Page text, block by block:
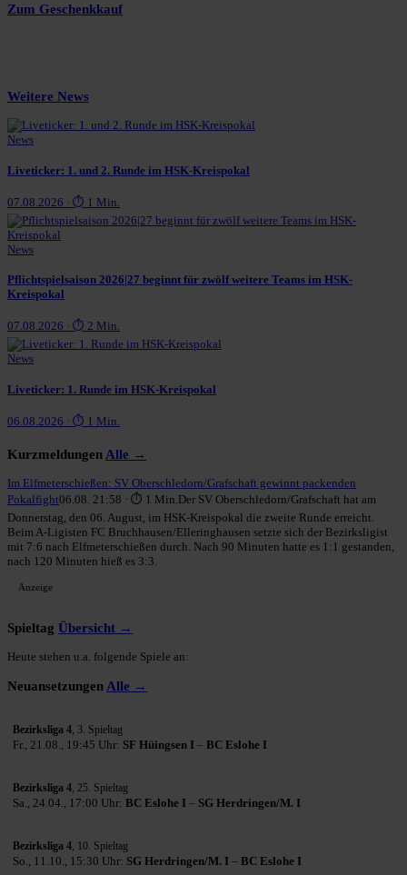
Zum Geschenkkauf
Weitere News
News
Liveticker: 1. und 2. Runde im HSK-Kreispokal
07.08.2026 · ⏱ 1 Min.
News
Pflichtspielsaison 2026|27 beginnt für zwölf weitere Teams im HSK-
Kreispokal
07.08.2026 · ⏱ 2 Min.
News
Liveticker: 1. Runde im HSK-Kreispokal
06.08.2026 · ⏱ 1 Min.
Kurzmeldungen Alle →
Im Elfmeterschießen: SV Oberschledorn/Grafschaft gewinnt packenden
Pokalfight06.08. 21:58 · ⏱ 1 Min.Der SV Oberschledorn/Grafschaft hat am
Donnerstag, den 06. August, im HSK-Kreispokal die zweite Runde erreicht.
Beim A-Ligisten FC Bruchhausen/Elleringhausen setzte sich der Bezirksligist
mit 7:6 nach Elfmeterschießen durch. Nach 90 Minuten hatte es 1:1 gestanden,
nach 120 Minuten hieß es 3:3.
Anzeige
Spieltag Übersicht →
Heute stehen u.a. folgende Spiele an:
Neuansetzungen Alle →
Bezirksliga 4, 3. Spieltag
Fr., 21.08., 19:45 Uhr: SF Hüingsen I – BC Eslohe I
Bezirksliga 4, 25. Spieltag
Sa., 24.04., 17:00 Uhr: BC Eslohe I – SG Herdringen/M. I
Bezirksliga 4, 10. Spieltag
So., 11.10., 15:30 Uhr: SG Herdringen/M. I – BC Eslohe I